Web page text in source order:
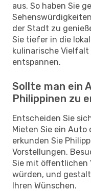
aus. So haben Sie
der Stadt zu
Sie tiefer in die
kulinarische
entspannen.
Sollte man ein
Philippinen zu
Entscheiden Sie
Mieten Sie ein
erkunden Sie
Vorstellungen.
Sie mit öffentlichen
würden, und
Ihren Wünschen.